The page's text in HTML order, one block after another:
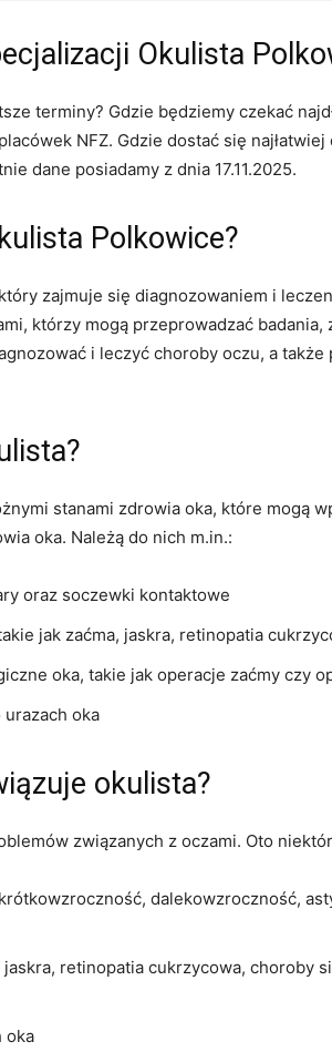
Okulista
terminy? Gdzie będziemy czekać
NFZ. Gdzie dostać się
dane posiadamy z dnia 17.11.2025.
Polkowice?
zajmuje się diagnozowaniem i
którzy mogą przeprowadzać badania,
i leczyć choroby oczu, a także
stanami zdrowia oka, które mogą
oka. Należą do nich m.in.:
oraz soczewki kontaktowe
jak zaćma, jaskra, retinopatia
oka, takie jak operacje zaćmy czy
oka
okulista?
związanych z oczami. Oto
dalekowzroczność,
retinopatia cukrzycowa, choroby
oka